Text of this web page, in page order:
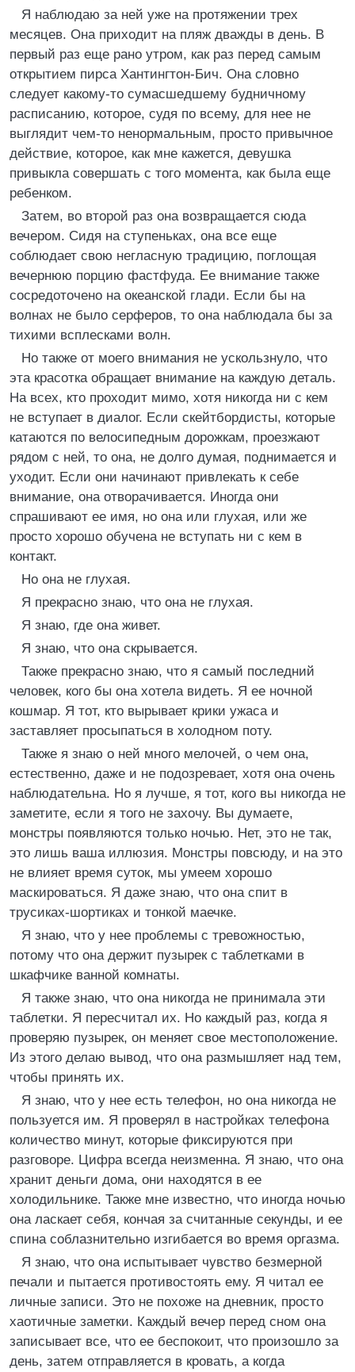
Я наблюдаю за ней уже на протяжении трех
месяцев. Она приходит на пляж дважды в день. В
первый раз еще рано утром, как раз перед самым
открытием пирса Хантингтон-Бич. Она словно
следует какому-то сумасшедшему будничному
расписанию, которое, судя по всему, для нее не
выглядит чем-то ненормальным, просто привычное
действие, которое, как мне кажется, девушка
привыкла совершать с того момента, как была еще
ребенком.
Затем, во второй раз она возвращается сюда
вечером. Сидя на ступеньках, она все еще
соблюдает свою негласную традицию, поглощая
вечернюю порцию фастфуда. Ее внимание также
сосредоточено на океанской глади. Если бы на
волнах не было серферов, то она наблюдала бы за
тихими всплесками волн.
Но также от моего внимания не ускользнуло, что
эта красотка обращает внимание на каждую деталь.
На всех, кто проходит мимо, хотя никогда ни с кем
не вступает в диалог. Если скейтбордисты, которые
катаются по велосипедным дорожкам, проезжают
рядом с ней, то она, не долго думая, поднимается и
уходит. Если они начинают привлекать к себе
внимание, она отворачивается. Иногда они
спрашивают ее имя, но она или глухая, или же
просто хорошо обучена не вступать ни с кем в
контакт.
Но она не глухая.
Я прекрасно знаю, что она не глухая.
Я знаю, где она живет.
Я знаю, что она скрывается.
Также прекрасно знаю, что я самый последний
человек, кого бы она хотела видеть. Я ее ночной
кошмар. Я тот, кто вырывает крики ужаса и
заставляет просыпаться в холодном поту.
Также я знаю о ней много мелочей, о чем она,
естественно, даже и не подозревает, хотя она очень
наблюдательна. Но я лучше, я тот, кого вы никогда не
заметите, если я того не захочу. Вы думаете,
монстры появляются только ночью. Нет, это не так,
это лишь ваша иллюзия. Монстры повсюду, и на это
не влияет время суток, мы умеем хорошо
маскироваться. Я даже знаю, что она спит в
трусиках-шортиках и тонкой маечке.
Я знаю, что у нее проблемы с тревожностью,
потому что она держит пузырек с таблетками в
шкафчике ванной комнаты.
Я также знаю, что она никогда не принимала эти
таблетки. Я пересчитал их. Но каждый раз, когда я
проверяю пузырек, он меняет свое местоположение.
Из этого делаю вывод, что она размышляет над тем,
чтобы принять их.
Я знаю, что у нее есть телефон, но она никогда не
пользуется им. Я проверял в настройках телефона
количество минут, которые фиксируются при
разговоре. Цифра всегда неизменна. Я знаю, что она
хранит деньги дома, они находятся в ее
холодильнике. Также мне известно, что иногда ночью
она ласкает себя, кончая за считанные секунды, и ее
спина соблазнительно изгибается во время оргазма.
Я знаю, что она испытывает чувство безмерной
печали и пытается противостоять ему. Я читал ее
личные записи. Это не похоже на дневник, просто
хаотичные заметки. Каждый вечер перед сном она
записывает все, что ее беспокоит, что произошло за
день, затем отправляется в кровать, а когда